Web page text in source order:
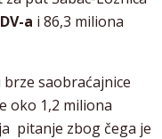
a i 86,3 miliona
saobraćajnice
oko 1,2 miliona
pitanje zbog čega je